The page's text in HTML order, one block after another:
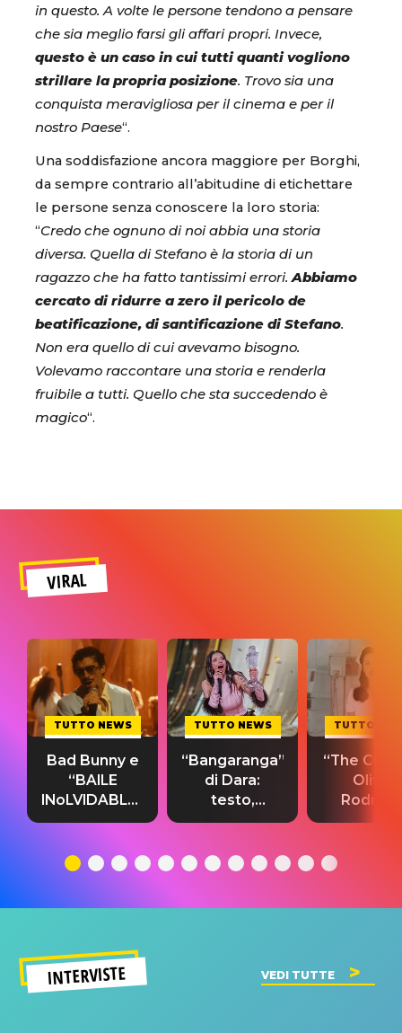
in questo. A volte le persone tendono a pensare
che sia meglio farsi gli affari propri. Invece,
questo è un caso in cui tutti quanti vogliono
strillare la propria posizione. Trovo sia una
conquista meravigliosa per il cinema e per il
nostro Paese“.
Una soddisfazione ancora maggiore per Borghi,
da sempre contrario all’abitudine di etichettare
le persone senza conoscere la loro storia:
“Credo che ognuno di noi abbia una storia
diversa. Quella di Stefano è la storia di un
ragazzo che ha fatto tantissimi errori.Abbiamo
cercato di ridurre a zero il pericolo de
beatificazione, di santificazione di Stefano.
Non era quello di cui avevamo bisogno.
Volevamo raccontare una storia e renderla
fruibile a tutti. Quello che sta succedendo è
magico“.
VIRAL
TUTTO NEWS
Bad Bunny e
“BAILE
INoLVIDABLE”:
testo,
significato
TUTTO NEWS
“Bangaranga”
di Dara:
testo,
traduzione e
del singolo
TUTTO
“The
Olivia
testo,
INTERVISTE VEDI TUTTE